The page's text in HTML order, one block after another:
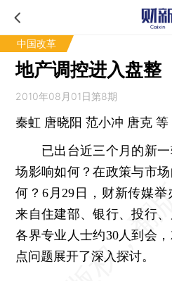
中国改革
地产调控进入盘整
2010年08月01日第8期
秦虹 唐晓阳 范小冲 唐克 等
已出台近三个月的新一
场影响如何？在政策与市
何？6月29日，财新传媒举
来自住建部、银行、投行
各界专业人士约30人到会
点问题展开了深入探讨。